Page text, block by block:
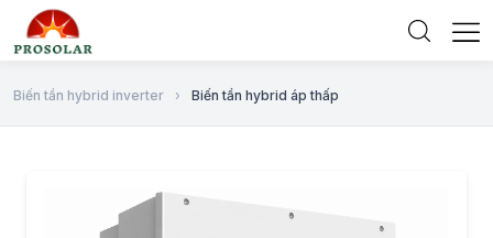
Biến tần hybrid inverter › Biến tần hybrid áp thấp